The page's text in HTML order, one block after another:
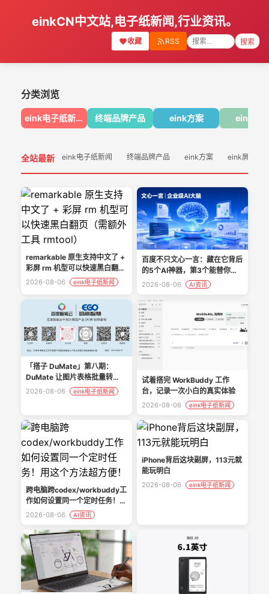
einkCN中文站,电子纸新闻,行业资讯。
收藏 RSS 搜索
分类浏览
eink电子纸新闻 终端品牌产品 eink方案 eink屏幕
全站最新 eink电子纸新闻 终端品牌产品 eink方案 eink屏幕
remarkable 原生支持中文了 +
彩屏 rm 机型可以快速黑白翻页
（需额外工具 rmtool）
2026-08-06 eink电子纸新闻
百度不只文心一言：藏在它背后
的5个AI神器，第3个能替你直
播
2026-08-06 AI资讯
「搭子 DuMate」第八期：
DuMate 让图片表格批量转
Excel 零门槛
2026-08-06 eink电子纸新闻
试着搭完 WorkBuddy 工作
台，记录一次小白的真实体验
2026-08-06 eink电子纸新闻
跨电脑跨codex/workbuddy工
作如何设置同一个定时任务！用
这个方法超方便！
2026-08-06 AI资讯
iPhone背后这块副屏，113元就
能玩明白
2026-08-06 eink电子纸新闻